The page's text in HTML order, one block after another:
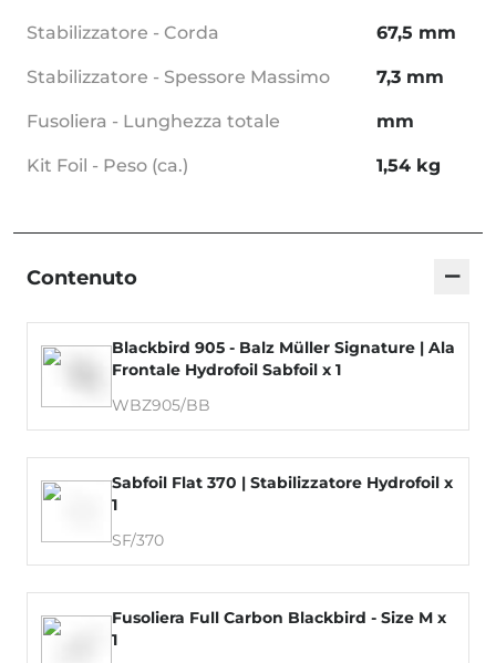
Stabilizzatore - Corda 67,5 mm
Stabilizzatore - Spessore Massimo 7,3 mm
Fusoliera - Lunghezza totale mm
Kit Foil - Peso (ca.) 1,54 kg
Contenuto −
Blackbird 905 - Balz Müller Signature | Ala
Frontale Hydrofoil Sabfoil x 1
WBZ905/BB
Sabfoil Flat 370 | Stabilizzatore Hydrofoil x
1
SF/370
Fusoliera Full Carbon Blackbird - Size M x
1